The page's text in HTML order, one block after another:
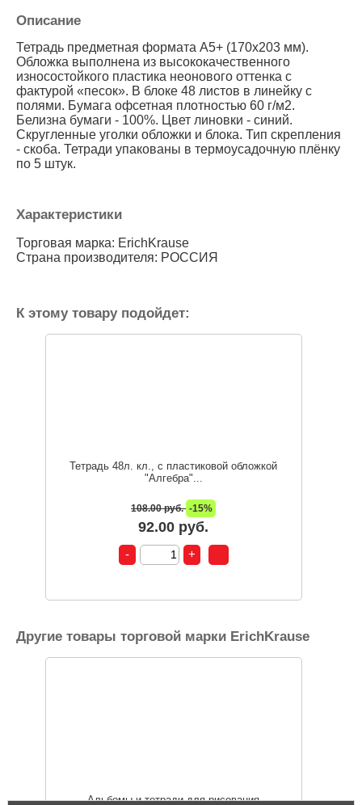
Описание
Тетрадь предметная формата А5+ (170x203 мм).
Обложка выполнена из высококачественного
износостойкого пластика неонового оттенка с
фактурой «песок». В блоке 48 листов в линейку с
полями. Бумага офсетная плотностью 60 г/м2.
Белизна бумаги - 100%. Цвет линовки - синий.
Скругленные уголки обложки и блока. Тип скрепления
- скоба. Тетради упакованы в термоусадочную плёнку
по 5 штук.
Характеристики
Торговая марка: ErichKrause
Страна производителя: РОССИЯ
К этому товару подойдет:
Тетрадь 48л. кл., с пластиковой обложкой
"Алгебра"...
108.00 руб. -15%
92.00 руб.
Другие товары торговой марки ErichKrause
Альбомы и тетради для рисования